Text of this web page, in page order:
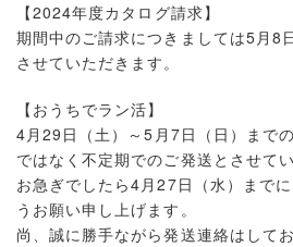
【2024年度カタログ請求】
期間中のご請求につきましては5月8
させていただきます。
【おうちでラン活】
4月29日（土）～5月7日（日）まで
ではなく不定期でのご発送とさせてい
お急ぎでしたら4月27日（水）まで
うお願い申し上げます。
尚、誠に勝手ながら発送連絡はして